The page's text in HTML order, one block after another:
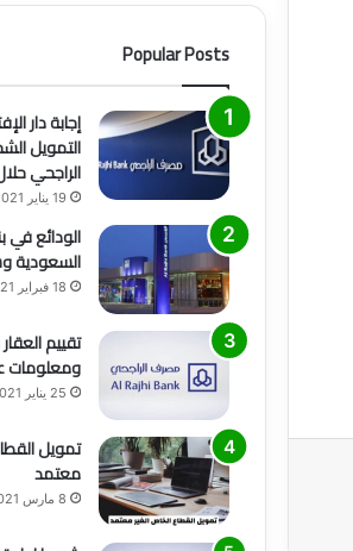
Popular Posts
إجابة دار
التمويل
الراجحي
19 يناير 2021
الودائع في
السعودية
18 فبراير 2021
تقييم
ومعلومات
25 يناير 2021
تمويل
معتمد
8 مارس 2021